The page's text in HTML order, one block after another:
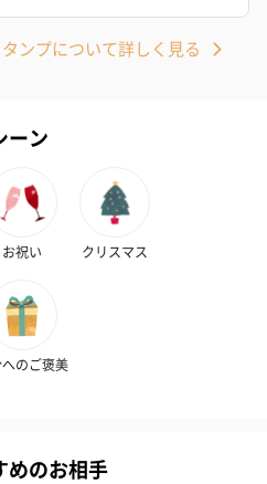
タンプについて詳しく見る
ーン
お祝い クリスマス
へのご褒美
めのお相手